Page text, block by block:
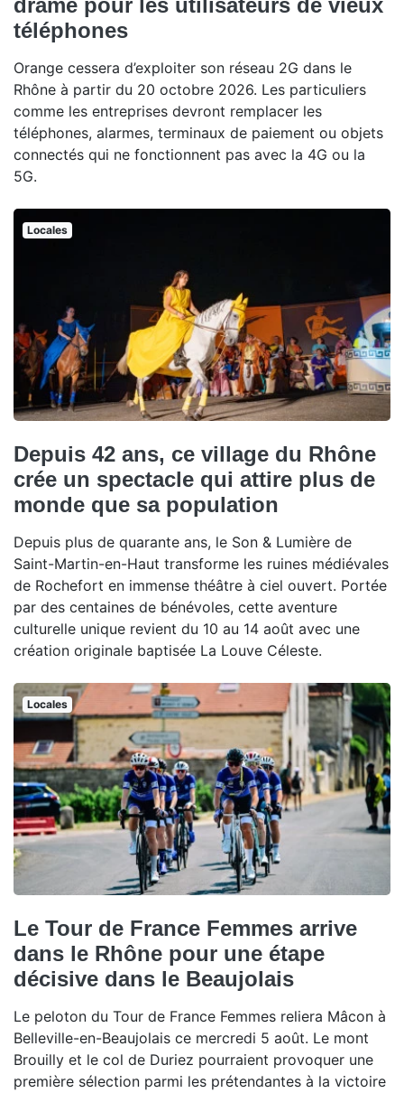
téléphones
Orange cessera d’exploiter son réseau 2G dans le
Rhône à partir du 20 octobre 2026. Les particuliers
comme les entreprises devront remplacer les
téléphones, alarmes, terminaux de paiement ou objets
connectés qui ne fonctionnent pas avec la 4G ou la
5G.
Locales
Depuis 42 ans, ce village du Rhône
crée un spectacle qui attire plus de
monde que sa population
Depuis plus de quarante ans, le Son & Lumière de
Saint-Martin-en-Haut transforme les ruines médiévales
de Rochefort en immense théâtre à ciel ouvert. Portée
par des centaines de bénévoles, cette aventure
culturelle unique revient du 10 au 14 août avec une
création originale baptisée La Louve Céleste.
Locales
Le Tour de France Femmes arrive
dans le Rhône pour une étape
décisive dans le Beaujolais
Le peloton du Tour de France Femmes reliera Mâcon à
Belleville-en-Beaujolais ce mercredi 5 août. Le mont
Brouilly et le col de Duriez pourraient provoquer une
première sélection parmi les prétendantes à la victoire